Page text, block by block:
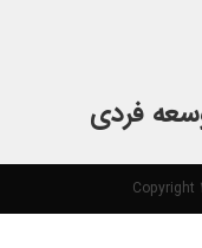
فردی
Copyright